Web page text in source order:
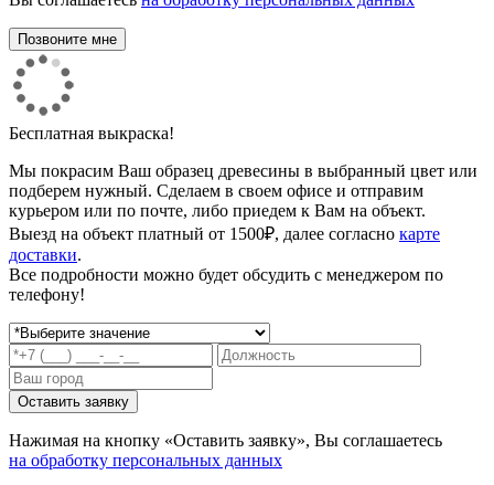
Бесплатная выкраска!
Мы покрасим Ваш образец древесины в выбранный цвет или
подберем нужный. Сделаем в своем офисе и отправим
курьером или по почте, либо приедем к Вам на объект.
Выезд на объект платный от 1500₽, далее согласно карте
доставки.
Все подробности можно будет обсудить с менеджером по
телефону!
Нажимая на кнопку «Оставить заявку», Вы соглашаетесь
на обработку персональных данных